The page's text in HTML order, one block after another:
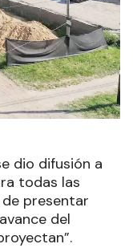
dio difusión a
todas las
presentar
del